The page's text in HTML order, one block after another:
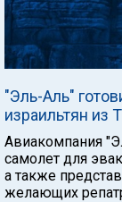
"Эль-Аль"
израильтян из
Авиакомпания
самолет для
а также
желающих